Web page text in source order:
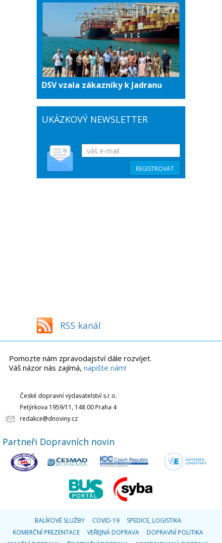
DSV vzala zákazníky k Jadranu
UKÁZKOVÝ NEWSLETTER
RSS kanál
Pomozte nám zpravodajství dále rozvíjet.
Váš názor nás zajímá, napište nám!
České dopravní vydavatelství s.r.o.
Petýrkova 1959/11, 148 00 Praha 4
redakce@dnoviny.cz
Partneři Dopravních novin
BALÍKOVÉ SLUŽBY COVID-19
SPEDICE, LOGISTIKA
KOMERČNÍ PREZENTACE
VEŘEJNÁ DOPRAVA
DOPRAVNÍ POLITIKA